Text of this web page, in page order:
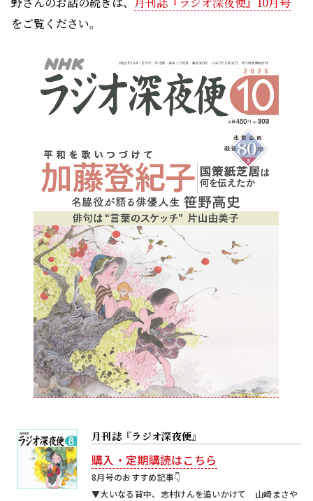
をご覧ください。
月刊誌『ラジオ深夜便』
購入・定期購読はこちら
8月号のおすすめ記事👇
▼大いなる背中、志村けんを追いかけて 山崎まさや